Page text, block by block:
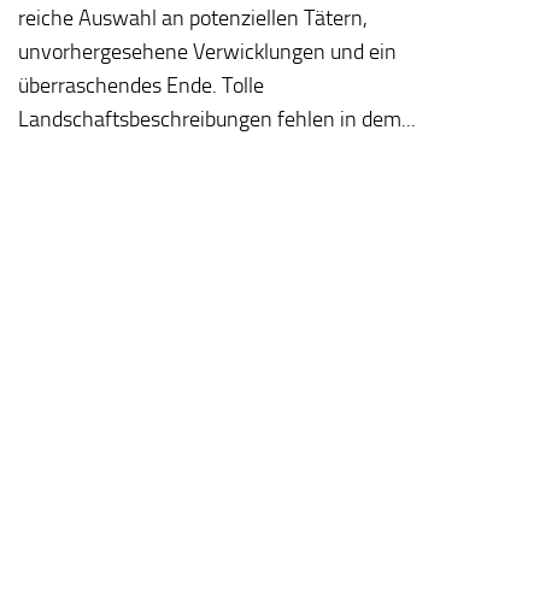
reiche Auswahl an potenziellen Tätern,
unvorhergesehene Verwicklungen und ein
überraschendes Ende. Tolle
Landschaftsbeschreibungen fehlen in dem...